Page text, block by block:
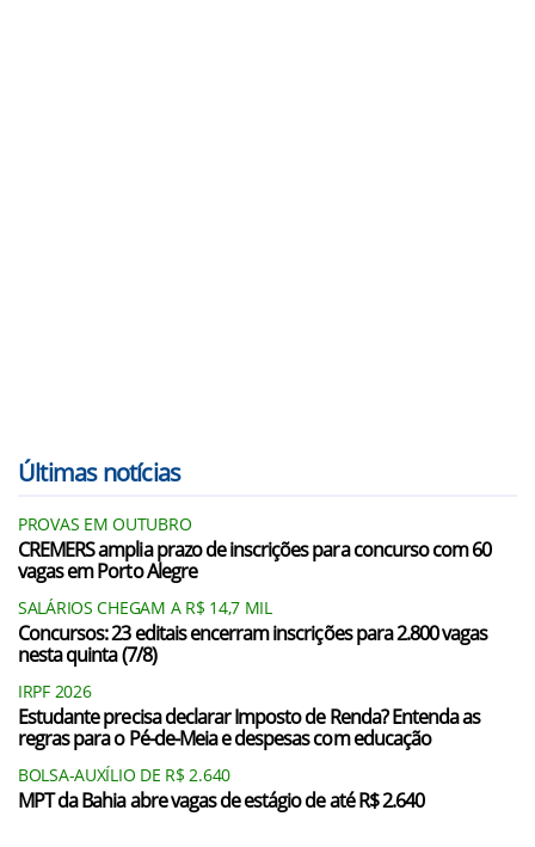
Últimas notícias
PROVAS EM OUTUBRO
CREMERS amplia prazo de inscrições para concurso com 60
vagas em Porto Alegre
SALÁRIOS CHEGAM A R$ 14,7 MIL
Concursos: 23 editais encerram inscrições para 2.800 vagas
nesta quinta (7/8)
IRPF 2026
Estudante precisa declarar Imposto de Renda? Entenda as
regras para o Pé-de-Meia e despesas com educação
BOLSA-AUXÍLIO DE R$ 2.640
MPT da Bahia abre vagas de estágio de até R$ 2.640